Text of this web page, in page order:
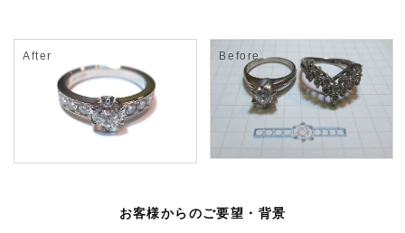
お客様からのご要望・背景